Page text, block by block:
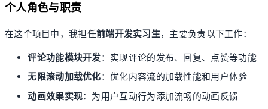
个人角色与职责
在这个项目中，我担任前端开发实习生，主要负责以下工作：
评论功能模块开发：实现评论的发布、回复、点赞等功能
无限滚动加载优化：优化内容流的加载性能和用户体验
动画效果实现：为用户互动行为添加流畅的动画反馈